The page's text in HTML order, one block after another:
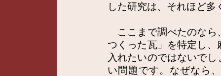
した研究は、それほど多
ここまで調べたのなら
つくった瓦」を特定し
入れたいのではないで
い問題です。なぜなら